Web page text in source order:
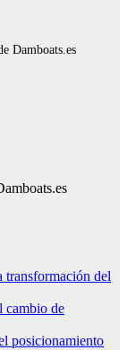
Damboats.es
transformación del
cambio de
posicionamiento